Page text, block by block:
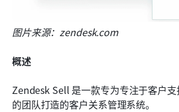
图片来源：zendesk.com
概述
Zendesk Sell 是一款专为专注于客户
的团队打造的客户关系管理系统。